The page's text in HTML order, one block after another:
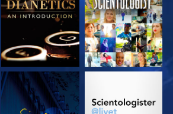
SE UTFORSK SERIEN